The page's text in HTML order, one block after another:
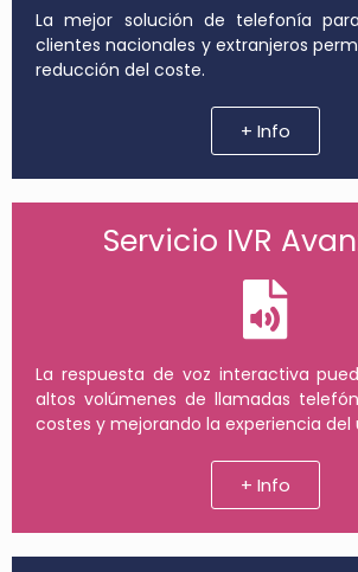
La mejor solución de telefonía
clientes nacionales y extranjeros
reducción del coste.
+ Info
Servicio IVR
La respuesta de voz interactiva
altos volúmenes de llamadas
costes y mejorando la experiencia del
+ Info